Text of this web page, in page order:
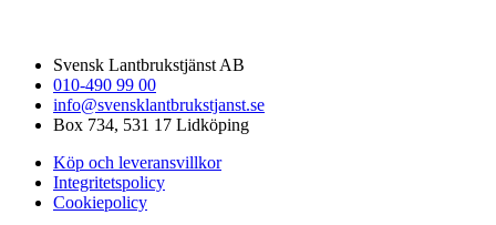
Svensk Lantbrukstjänst AB
010-490 99 00
info@svensklantbrukstjanst.se
Box 734, 531 17 Lidköping
Köp och leveransvillkor
Integritetspolicy
Cookiepolicy